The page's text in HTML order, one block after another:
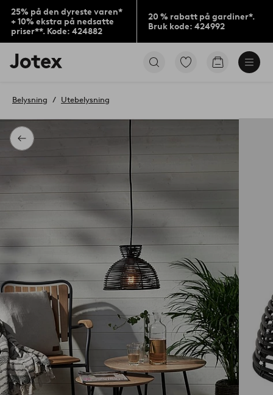
25% på den dyreste varen*
+ 10% ekstra på nedsatte
priser**. Kode: 424882
20 % rabatt på gardiner*.
Bruk kode: 424992
Jotex’
logo
til
Gå
Gå
Tilbake
Belysning Utebelysning